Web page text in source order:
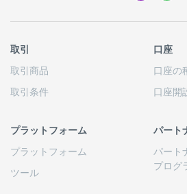
取引
取引商品
取引条件
口座
口座の
口座開
プラットフォーム
プラットフォーム
ツール
パート
パート
プログ